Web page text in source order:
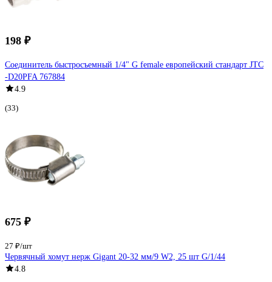
198 ₽
Соединитель быстросъемный 1/4" G female европейский стандарт JTC
-D20PFA 767884
4.9
(33)
675 ₽
27 ₽/шт
Червячный хомут нерж Gigant 20-32 мм/9 W2, 25 шт G/1/44
4.8